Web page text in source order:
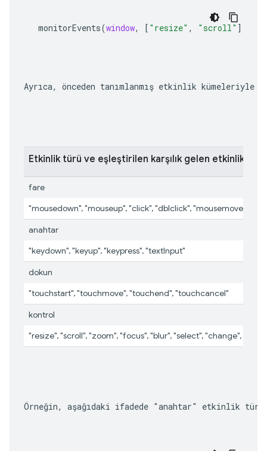
monitorEvents(window, [ "resize" , "scroll" ])
Ayrıca, önceden tanımlanmış etkinlik
Etkinlik türü ve eşleştirilen karşılık gelen etkinlikler
fare
"mousedown", "mouseup", "click", "dblclick", "mousemove",
anahtar
"keydown", "keyup", "keypress", "textInput"
dokun
"touchstart", "touchmove", "touchend", "touchcancel"
kontrol
"resize", "scroll", "zoom", "focus", "blur", "select", "change",
Örneğin, aşağıdaki ifadede "anahtar" etkinlik